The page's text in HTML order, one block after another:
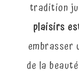
tradition
plaisirs
embrasser
de la